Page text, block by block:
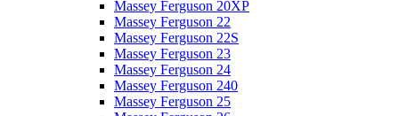
Massey Ferguson 20XP
Massey Ferguson 22
Massey Ferguson 22S
Massey Ferguson 23
Massey Ferguson 24
Massey Ferguson 240
Massey Ferguson 25